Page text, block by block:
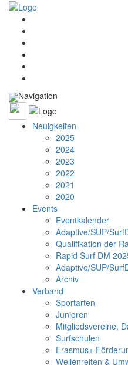
Navigation
Neuigkeiten
2025
2024
2023
2022
2021
2020
Events
Eventkalender
Adaptive/SUP/
Qualifikation der
Rapid Surf DM
Adaptive/SUP/
Archiv
Verband
Sportarten
Junioren
Mitgliedsvereine,
Surfschulen
Erasmus+
Wellenreiten &